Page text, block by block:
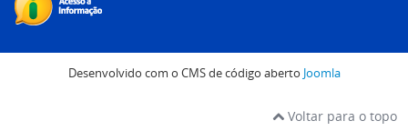
Desenvolvido com o CMS de código aberto Joomla
Voltar para o topo